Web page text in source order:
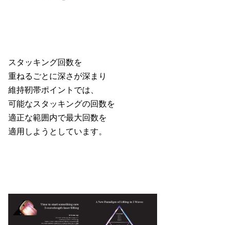
スタッキング回数を
重ねるごとに深さが深まり
維持靭帯ポイントでは、
可能なスタッキングの回数を
適正な範囲内で最大回数を
適用しようとしています。